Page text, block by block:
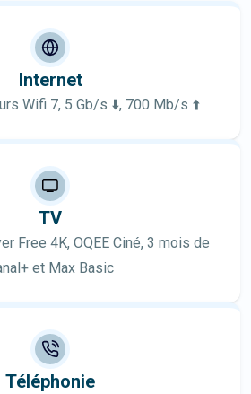
Internet
Wifi 7, 5 Gb/s ⬇️, 700 Mb/s ⬆️
TV
Free 4K, OQEE Ciné, 3 mois de
et Max Basic
Téléphonie